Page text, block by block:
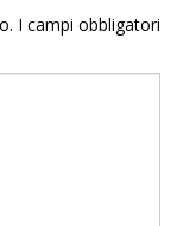
I campi obbligatori